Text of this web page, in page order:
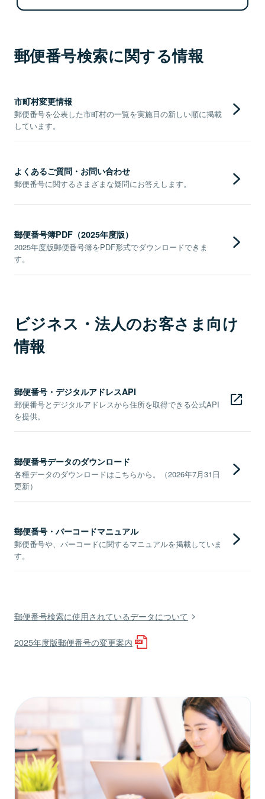
郵便番号検索に関する情報
市町村変更情報
郵便番号を公表した市町村の一覧を実施日の新しい順に掲載
しています。
よくあるご質問・お問い合わせ
郵便番号に関するさまざまな疑問にお答えします。
郵便番号簿PDF（2025年度版）
2025年度版郵便番号簿をPDF形式でダウンロードできま
す。
ビジネス・法人のお客さま向け
情報
郵便番号・デジタルアドレスAPI
郵便番号とデジタルアドレスから住所を取得できる公式API
を提供。
郵便番号データのダウンロード
各種データのダウンロードはこちらから。（2026年7月31日
更新）
郵便番号・バーコードマニュアル
郵便番号や、バーコードに関するマニュアルを掲載していま
す。
郵便番号検索に使用されているデータについて
2025年度版郵便番号の変更案内